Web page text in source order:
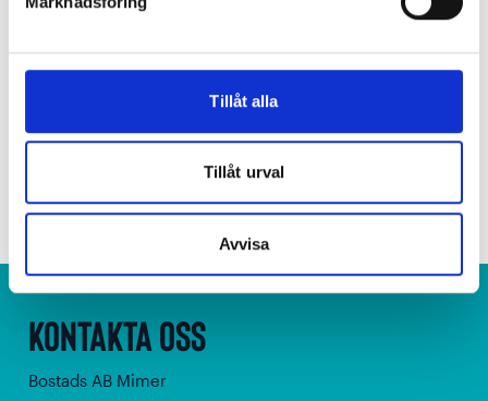
Tillåt alla
Tillåt urval
Avvisa
Turkish
If you need service in one of the languages above,
please contact Ebba Myhrman,
ebba.myhrman@mimer.nu
Kontakta oss
Bostads AB Mimer